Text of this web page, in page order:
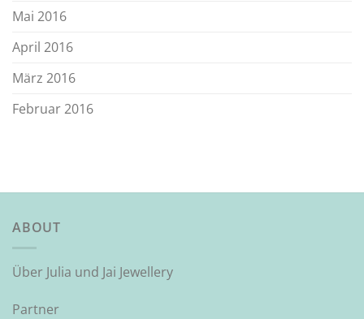
Mai 2016
April 2016
März 2016
Februar 2016
ABOUT
Über Julia und Jai Jewellery
Partner